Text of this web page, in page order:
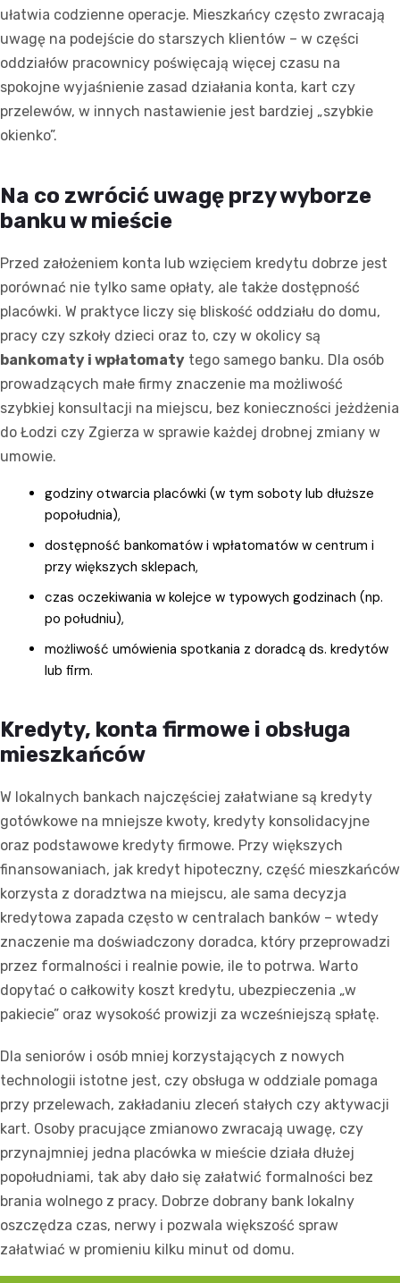
ułatwia codzienne operacje. Mieszkańcy często zwracają
uwagę na podejście do starszych klientów – w części
oddziałów pracownicy poświęcają więcej czasu na
spokojne wyjaśnienie zasad działania konta, kart czy
przelewów, w innych nastawienie jest bardziej „szybkie
okienko”.
Na co zwrócić uwagę przy wyborze
banku w mieście
Przed założeniem konta lub wzięciem kredytu dobrze jest
porównać nie tylko same opłaty, ale także dostępność
placówki. W praktyce liczy się bliskość oddziału do domu,
pracy czy szkoły dzieci oraz to, czy w okolicy są
bankomaty i wpłatomaty tego samego banku. Dla osób
prowadzących małe firmy znaczenie ma możliwość
szybkiej konsultacji na miejscu, bez konieczności jeżdżenia
do Łodzi czy Zgierza w sprawie każdej drobnej zmiany w
umowie.
godziny otwarcia placówki (w tym soboty lub dłuższe
popołudnia),
dostępność bankomatów i wpłatomatów w centrum i
przy większych sklepach,
czas oczekiwania w kolejce w typowych godzinach (np.
po południu),
możliwość umówienia spotkania z doradcą ds. kredytów
lub firm.
Kredyty, konta firmowe i obsługa
mieszkańców
W lokalnych bankach najczęściej załatwiane są kredyty
gotówkowe na mniejsze kwoty, kredyty konsolidacyjne
oraz podstawowe kredyty firmowe. Przy większych
finansowaniach, jak kredyt hipoteczny, część mieszkańców
korzysta z doradztwa na miejscu, ale sama decyzja
kredytowa zapada często w centralach banków – wtedy
znaczenie ma doświadczony doradca, który przeprowadzi
przez formalności i realnie powie, ile to potrwa. Warto
dopytać o całkowity koszt kredytu, ubezpieczenia „w
pakiecie” oraz wysokość prowizji za wcześniejszą spłatę.
Dla seniorów i osób mniej korzystających z nowych
technologii istotne jest, czy obsługa w oddziale pomaga
przy przelewach, zakładaniu zleceń stałych czy aktywacji
kart. Osoby pracujące zmianowo zwracają uwagę, czy
przynajmniej jedna placówka w mieście działa dłużej
popołudniami, tak aby dało się załatwić formalności bez
brania wolnego z pracy. Dobrze dobrany bank lokalny
oszczędza czas, nerwy i pozwala większość spraw
załatwiać w promieniu kilku minut od domu.